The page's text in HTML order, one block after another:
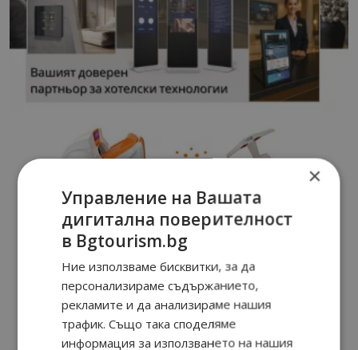
×
Управление на Вашата
дигитална поверителност
в Bgtourism.bg
Ние използваме бисквитки, за да
персонализираме съдържанието,
рекламите и да анализираме нашия
трафик. Също така споделяме
информация за използването на нашия